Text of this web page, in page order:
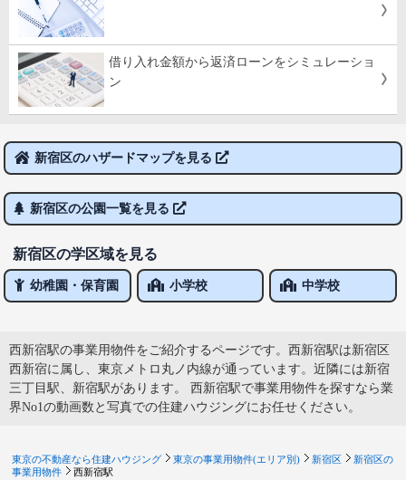
借り入れ金額から返済ローンをシミュレーショ
ン
新宿区のハザードマップを見る
新宿区の公園一覧を見る
新宿区の学区域を見る
幼稚園・保育園 小学校 中学校
西新宿駅の事業用物件をご紹介するページです。西新宿駅は新宿区
西新宿に属し、東京メトロ丸ノ内線が通っています。近隣には新宿
三丁目駅、新宿駅があります。 西新宿駅で事業用物件を探すなら業
界No1の動画数と写真での住建ハウジングにお任せください。
東京の不動産なら住建ハウジング 東京の事業用物件(エリア別) 新宿区
新宿区の
事業用物件
西新宿駅